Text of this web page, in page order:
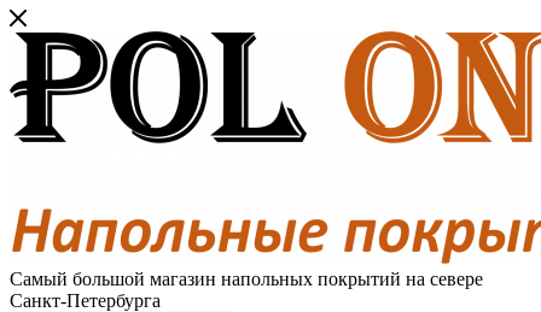
Самый большой магазин напольных покрытий на севере
Санкт-Петербурга